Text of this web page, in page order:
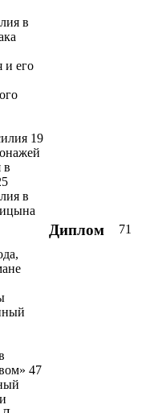
в
и его
19
в
в
47
Диплом 71